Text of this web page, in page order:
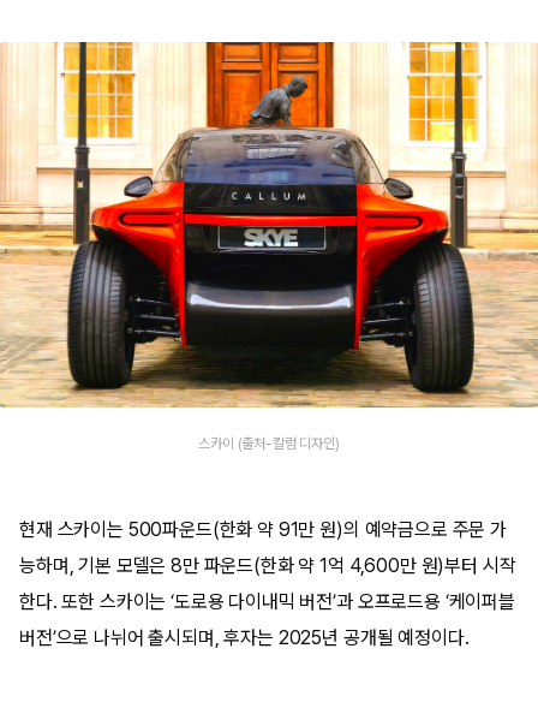
스카이 (출처-칼럼 디자인)
현재 스카이는 500파운드(한화 약 91만 원)의 예약금으로 주문 가
능하며, 기본 모델은 8만 파운드(한화 약 1억 4,600만 원)부터 시작
한다. 또한 스카이는 ‘도로용 다이내믹 버전’과 오프로드용 ‘케이퍼블
버전’으로 나뉘어 출시되며, 후자는 2025년 공개될 예정이다.